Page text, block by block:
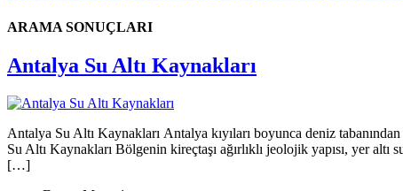
ARAMA SONUÇLARI
Antalya Su Altı Kaynakları
Antalya Su Altı Kaynakları Antalya kıyıları boyunca deniz
Su Altı Kaynakları Bölgenin kireçtaşı ağırlıklı jeolojik yapısı, yer
[…]